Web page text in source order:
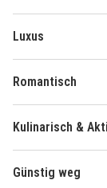
Luxus
Romantisch
Kulinarisch &
Günstig weg